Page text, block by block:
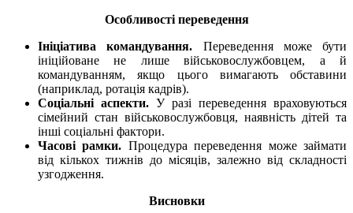
Особливості переведення
Ініціатива командування. Переведення може бути
ініційоване не лише військовослужбовцем, а й
командуванням, якщо цього вимагають обставини
(наприклад, ротація кадрів).
Соціальні аспекти. У разі переведення враховуються
сімейний стан військовослужбовця, наявність дітей та
інші соціальні фактори.
Часові рамки. Процедура переведення може займати
від кількох тижнів до місяців, залежно від складності
узгодження.
Висновки